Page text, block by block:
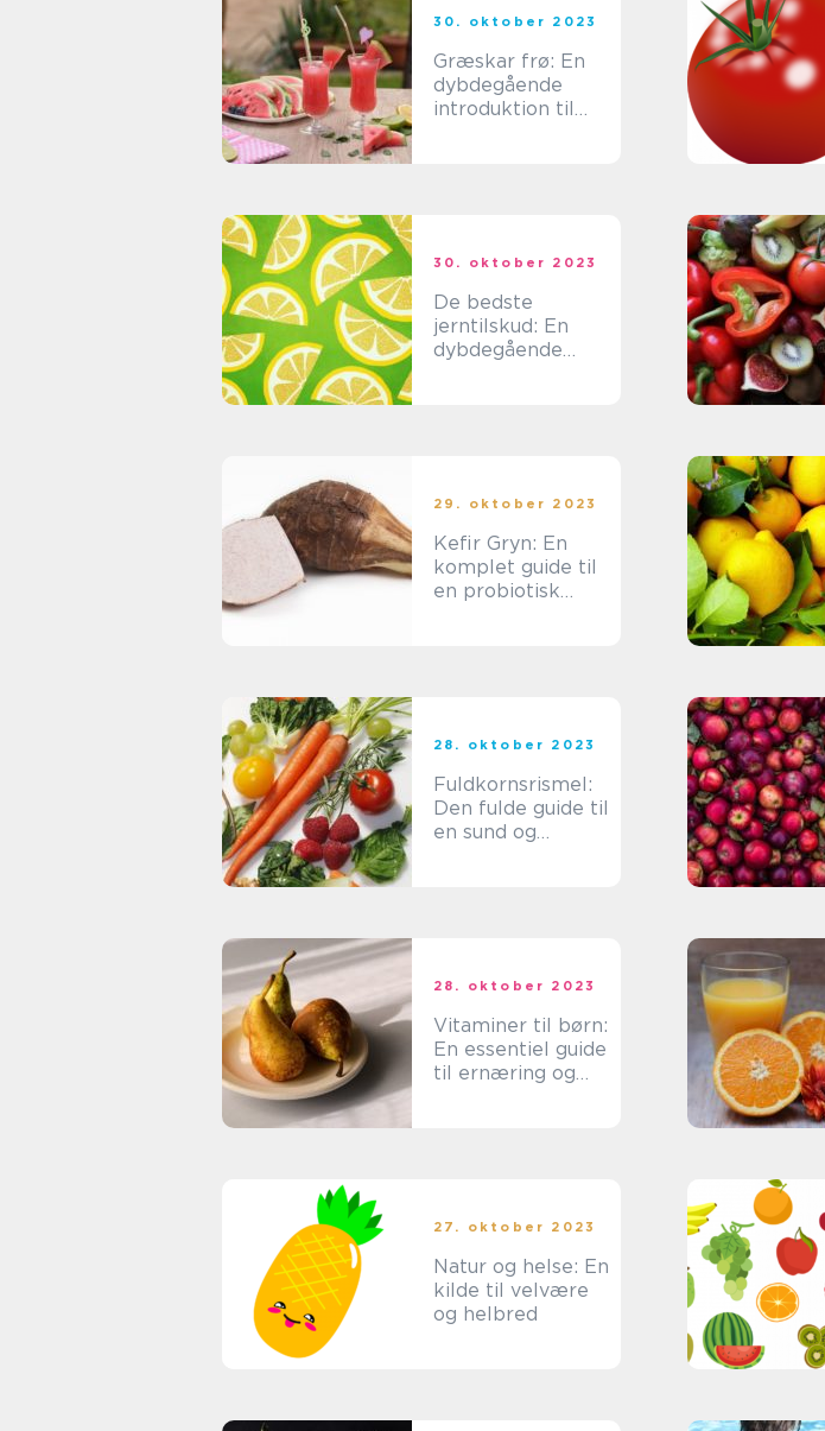
30. oktober 2023
Græskar frø: En
dybdegående
introduktion til
30. oktober 2023
De bedste
jerntilskud: En
dybdegående
29. oktober 2023
Kefir Gryn: En
komplet guide til
en probiotisk
28. oktober 2023
Fuldkornsrismel:
Den fulde guide til
en sund og
28. oktober 2023
Vitaminer til børn:
En essentiel guide
til ernæring og
27. oktober 2023
Natur og helse: En
kilde til velvære
og helbred